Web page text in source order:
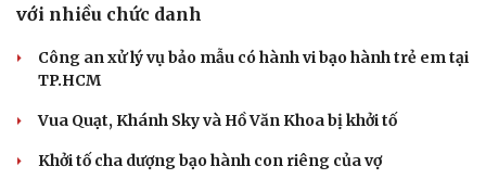
với nhiều chức danh
Công an xử lý vụ bảo mẫu có hành vi bạo hành trẻ em tại
TP.HCM
Vua Quạt, Khánh Sky và Hồ Văn Khoa bị khởi tố
Khởi tố cha dượng bạo hành con riêng của vợ